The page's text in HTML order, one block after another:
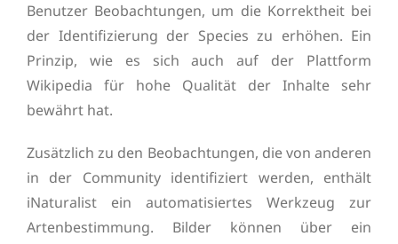
Benutzer Beobachtungen, um die Korrektheit bei
der Identifizierung der Species zu erhöhen. Ein
Prinzip, wie es sich auch auf der Plattform
Wikipedia für hohe Qualität der Inhalte sehr
bewährt hat.
Zusätzlich zu den Beobachtungen, die von anderen
in der Community identifiziert werden, enthält
iNaturalist ein automatisiertes Werkzeug zur
Artenbestimmung. Bilder können über ein